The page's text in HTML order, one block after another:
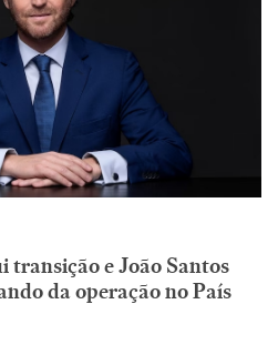
transição e João Santos
da operação no País